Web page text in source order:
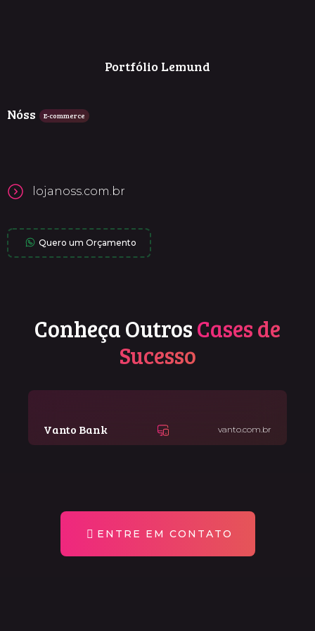
Portfólio Lemund
Nóss E-commerce
lojanoss.com.br
Quero um Orçamento
Conheça OutrosCases de
Sucesso
Vanto Bank vanto.com.br
ENTRE EM CONTATO